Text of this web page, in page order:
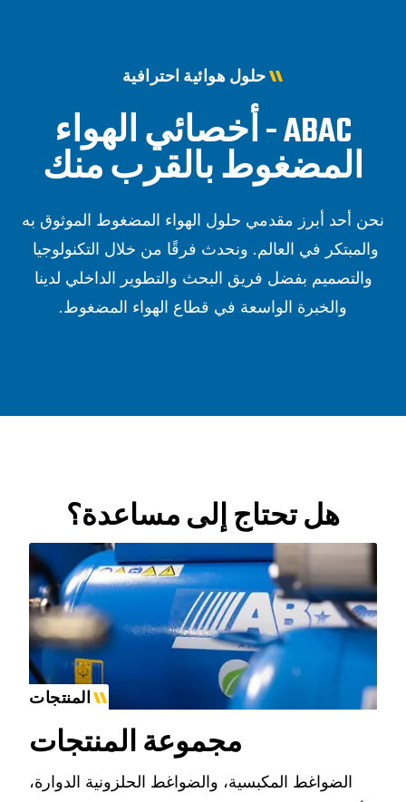
حلول هوائية احترافية
ABAC - أخصائي الهواء
المضغوط بالقرب منك
نحن أحد أبرز مقدمي حلول الهواء المضغوط الموثوق به
والمبتكر في العالم. ونحدث فرقًا من خلال التكنولوجيا
والتصميم بفضل فريق البحث والتطوير الداخلي لدينا
والخبرة الواسعة في قطاع الهواء المضغوط.
هل تحتاج إلى مساعدة؟
المنتجات
مجموعة المنتجات
الضواغط المكبسية، والضواغط الحلزونية الدوارة،